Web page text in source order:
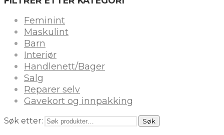
Feminint
Maskulint
Barn
Interiør
Handlenett/Bager
Salg
Reparer selv
Gavekort og innpakking
Søk etter: Søk